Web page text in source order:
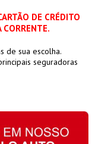
DE CRÉDITO
de sua escolha.
seguradoras